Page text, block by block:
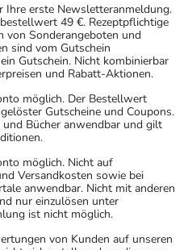
Ihre erste Newsletteranmeldung.
49 €. Rezeptpflichtige
von Sonderangeboten und
sind vom Gutschein
Gutschein. Nicht kombinierbar
und Rabatt-Aktionen.
möglich. Der Bestellwert
Gutscheine und Coupons.
Bücher anwendbar und gilt
möglich. Nicht auf
Versandkosten sowie bei
anwendbar. Nicht mit anderen
nur einzulösen unter
ist nicht möglich.
von Kunden auf unseren